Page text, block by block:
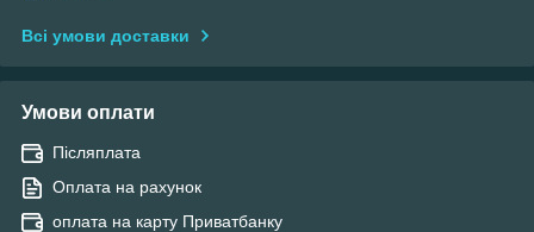
Всі умови доставки
Умови оплати
Післяплата
Оплата на рахунок
оплата на карту Приватбанку